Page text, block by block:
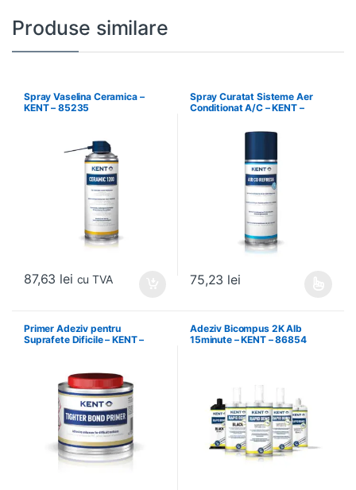
Produse similare
Spray Vaselina Ceramica –
KENT – 85235
87,63 lei cu TVA
Spray Curatat Sisteme Aer
Conditionat A/C – KENT –
75,23 lei
Primer Adeziv pentru
Suprafete Dificile – KENT –
Adeziv Bicompus 2K Alb
15minute – KENT – 86854